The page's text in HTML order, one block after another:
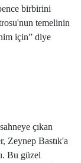
birbirini
temelinin
için” diye
çıkan
Zeynep Bastık'a
Bu güzel